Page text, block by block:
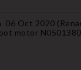
06 Oct 2020 (
motor N0501380